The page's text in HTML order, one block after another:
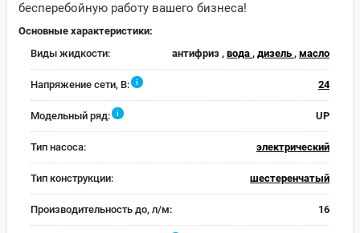
бесперебойную работу вашего бизнеса!
Основные характеристики:
Виды жидкости:
антифриз , вода , дизель , масло
Напряжение сети, В: i 24
Модельный ряд: i UP
Тип насоса: электрический
Тип конструкции: шестеренчатый
Производительность до, л/м: 16